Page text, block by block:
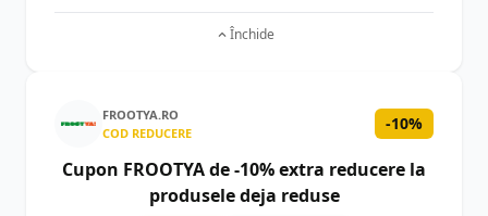
Închide
FROOTYA.RO
COD REDUCERE
-10%
Cupon FROOTYA de -10% extra reducere la
produsele deja reduse